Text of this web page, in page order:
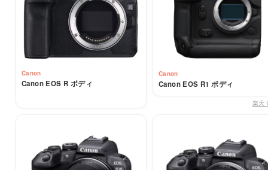
Canon
Canon EOS R ボディ
Canon
Canon EOS R1 ボディ
楽天